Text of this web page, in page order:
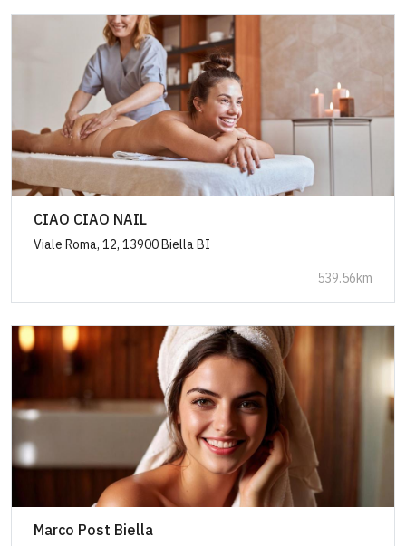
CIAO CIAO NAIL
Viale Roma, 12, 13900 Biella BI
539.56km
Marco Post Biella